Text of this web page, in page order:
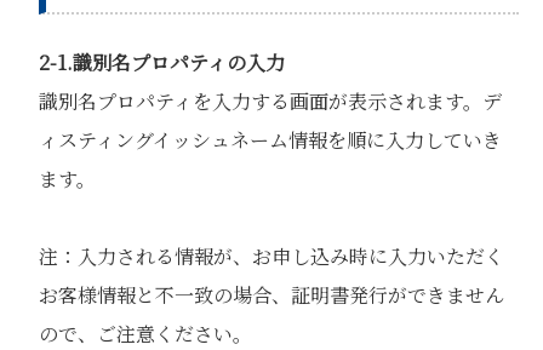
2-1.識別名プロパティの入力
識別名プロパティを入力する画面が表示されます。デ
ィスティングイッシュネーム情報を順に入力していき
ます。
注：入力される情報が、お申し込み時に入力いただく
お客様情報と不一致の場合、証明書発行ができません
ので、ご注意ください。